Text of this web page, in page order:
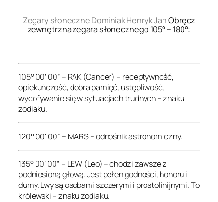
Zegary słoneczne Dominiak Henryk JanObręcz
zewnętrzna zegara słonecznego 105° – 180°:
105° 00’ 00” – RAK (Cancer) – receptywność,
opiekuńczość, dobra pamięć, ustępliwość,
wycofywanie się w sytuacjach trudnych – znaku
zodiaku.
120° 00’ 00” – MARS – odnośnik astronomiczny.
135° 00’ 00” – LEW (Leo) – chodzi zawsze z
podniesioną głową. Jest pełen godności, honoru i
dumy. Lwy są osobami szczerymi i prostolinijnymi. To
królewski – znaku zodiaku.